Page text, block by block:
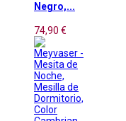
Negro,...
74,90 €